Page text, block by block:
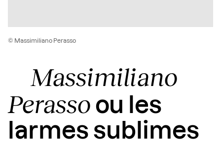
Massimiliano
Perasso ou les
larmes sublimes
© Massimiliano Perasso